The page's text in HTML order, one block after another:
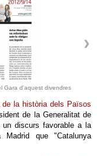
Gara d'aquest divendres
la història dels Països
de la Generalitat de
discurs favorable a la
que "Catalunya